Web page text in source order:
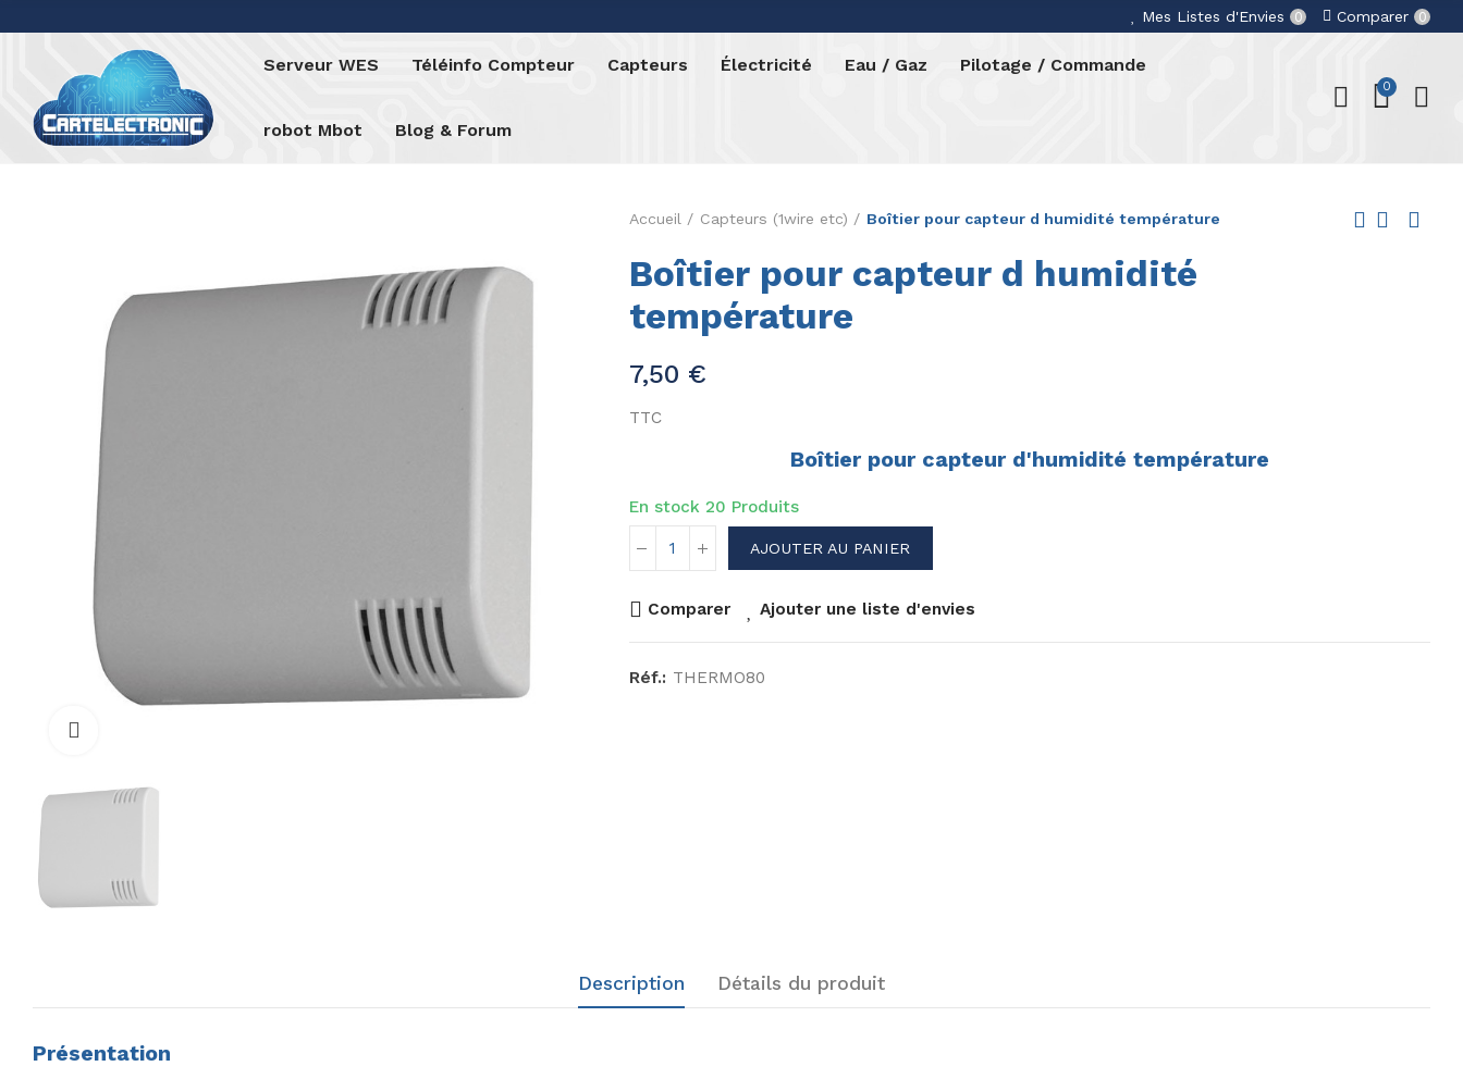
Mes Listes d'Envies 0 Comparer 0
Serveur WES Téléinfo Compteur Capteurs Électricité Eau / Gaz Pilotage / Commande
robot Mbot Blog & Forum
0
Accueil Capteurs (1wire etc) Boîtier pour capteur d humidité température
Boîtier pour capteur d humidité
température
7,50 €
TTC
Boîtier pour capteur d'humidité température
En stock 20 Produits
AJOUTER AU PANIER
Comparer Ajouter une liste d'envies
Réf.: THERMO80
Description Détails du produit
Présentation